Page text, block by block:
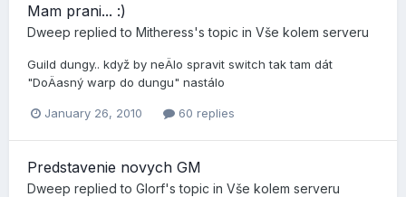
Mam prani... :)
Dweep replied to Mitheress's topic in Vše kolem serveru
Guild dungy.. když by neÄlo spravit switch tak tam dát
"DoÄasný warp do dungu" nastálo
January 26, 2010 60 replies
Predstavenie novych GM
Dweep replied to Glorf's topic in Vše kolem serveru